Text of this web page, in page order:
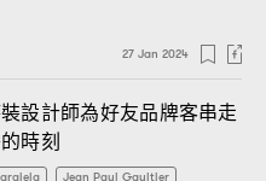
27 Jan 2024
設計師為好友品牌客串走
時刻
Jean Paul Gaultier